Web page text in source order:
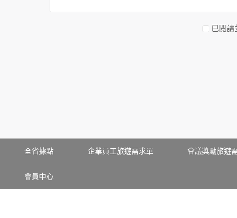
為了在本網站提供您最佳的互動性服務，可能會請
於一般瀏覽時，伺服器會自行記錄相關行徑，包括
其他除了上述，會保留您在上網瀏覽或查詢時，伺
錄等。本網站會對個別連線者的瀏覽器予以標示，
本網站將在事前或註冊登錄取得您的同意後，傳送
已閱讀
全省據點 企業員工旅遊需求單 會議獎勵旅遊
會員中心